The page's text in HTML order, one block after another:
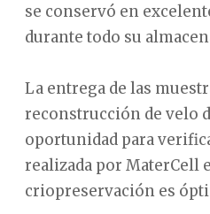
se conservó en
durante todo su
La entrega de las
reconstrucción de velo
oportunidad para
realizada por MaterCell
criopreservación es